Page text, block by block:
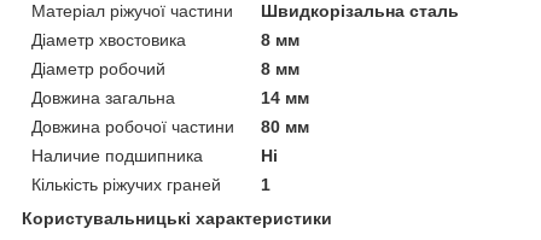
Матеріал ріжучої частини
Швидкорізальна сталь
Діаметр хвостовика
8 мм
Діаметр робочий
8 мм
Довжина загальна
14 мм
Довжина робочої частини
80 мм
Наличие подшипника
Ні
Кількість ріжучих граней
1
Користувальницькі характеристики